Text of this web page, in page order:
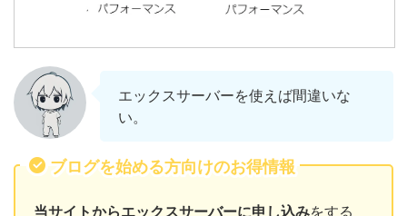
エックスサーバーを使えば間違いな
い。
ブログを始める方向けのお得情報
当サイトからエックスサーバーに申し込みをする